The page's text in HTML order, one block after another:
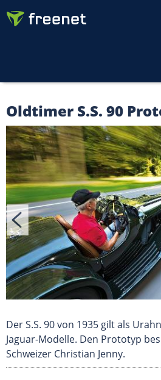
Oldtimer S.S. 90
Der S.S. 90 von 1935 gilt als
Jaguar-Modelle. Den Prototyp
Schweizer Christian Jenny.